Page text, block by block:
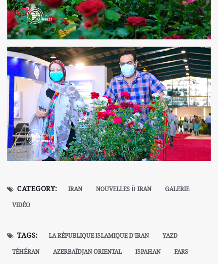
CATEGORY: IRAN NOUVELLES Ď IRAN
GALERIE
VIDÉO
TAGS: LA RÉPUBLIQUE ISLAMIQUE D'IRAN
YAZD
TÉHÉRAN
AZERBAÏDJAN ORIENTAL ISPAHAN
FARS